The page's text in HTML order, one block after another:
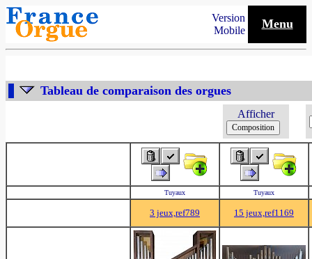
Version
Mobile
Menu
Tableau de comparaison des orgues
Afficher
Tuyaux Tuyaux
3 jeux,ref789 15 jeux,ref1169